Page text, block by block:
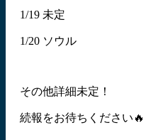
1/19 未定
1/20 ソウル
その他詳細未定！
続報をお待ちください🔥